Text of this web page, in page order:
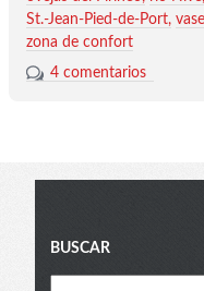
St.-Jean-Pied-de-Port
zona de confort
4 comentarios
Blog
BUSCAR